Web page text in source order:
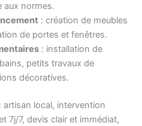
aux normes.
: création de meubles
de portes et fenêtres.
: installation de
petits travaux de
décoratives.
: artisan local, intervention
7j/7, devis clair et immédiat,